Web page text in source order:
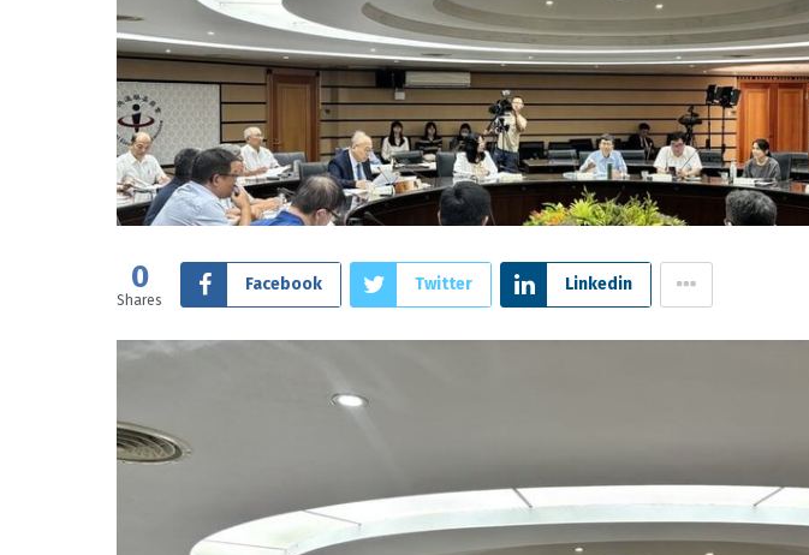
0
Shares
Facebook Twitter Linkedin